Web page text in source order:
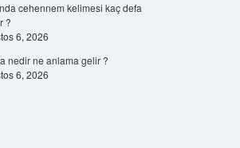
cehennem kelimesi kaç defa
?
6, 2026
nedir ne anlama gelir ?
6, 2026